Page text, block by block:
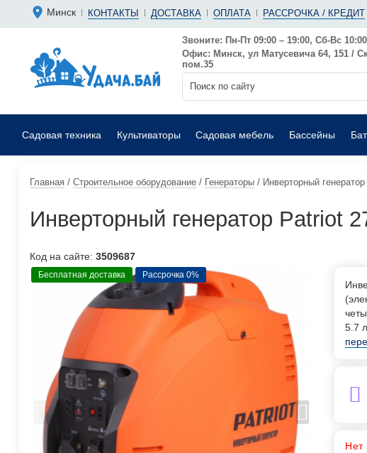
Минск КОНТАКТЫ ДОСТАВКА ОПЛАТА РАССРОЧКА / КРЕДИТ
Звоните: Пн-Пт 09:00 – 19:00, Сб-Вс
Офис: Минск, ул Матусевича 64, 151 /
пом.35
Садовая техника
Аккумуляторные
Садовые воздуходувки
Бензиновые
Мойки высокого
Культиваторы Садовая мебель Бассейны
Болгарки (ушм)
Мотопомпы
Главная / Строительное оборудование / Генераторы / Инверторный
Инверторный генератор Patriot
Код на сайте: 3509687
Бесплатная доставка Рассрочка 0%
5.7
Нет